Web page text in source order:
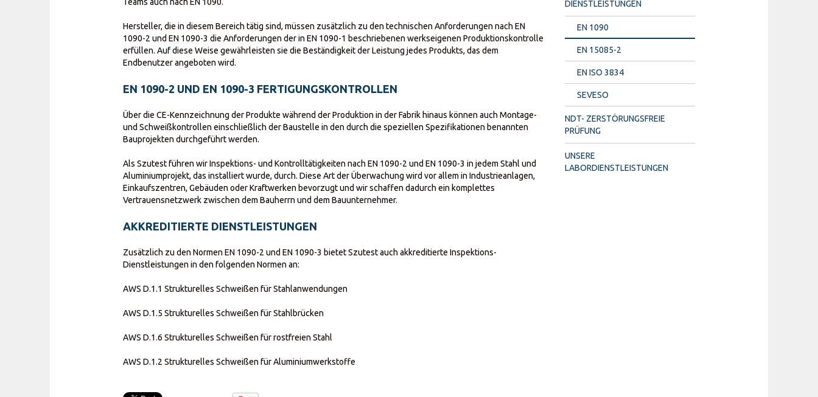
Hersteller, die in diesem Bereich tätig sind, müssen zusätzlich zu den technischen Anforderungen nach EN
1090-2 und EN 1090-3 die Anforderungen der in EN 1090-1 beschriebenen werkseigenen Produktionskontrolle
erfüllen. Auf diese Weise gewährleisten sie die Beständigkeit der Leistung jedes Produkts, das dem
Endbenutzer angeboten wird.
EN 1090-2 UND EN 1090-3 FERTIGUNGSKONTROLLEN
Über die CE-Kennzeichnung der Produkte während der Produktion in der Fabrik hinaus können auch Montage-
und Schweißkontrollen einschließlich der Baustelle in den durch die speziellen Spezifikationen benannten
Bauprojekten durchgeführt werden.
Als Szutest führen wir Inspektions- und Kontrolltätigkeiten nach EN 1090-2 und EN 1090-3 in jedem Stahl und
Aluminiumprojekt, das installiert wurde, durch. Diese Art der Überwachung wird vor allem in Industrieanlagen,
Einkaufszentren, Gebäuden oder Kraftwerken bevorzugt und wir schaffen dadurch ein komplettes
Vertrauensnetzwerk zwischen dem Bauherrn und dem Bauunternehmer.
AKKREDITIERTE DIENSTLEISTUNGEN
Zusätzlich zu den Normen EN 1090-2 und EN 1090-3 bietet Szutest auch akkreditierte Inspektions-
Dienstleistungen in den folgenden Normen an:
AWS D.1.1 Strukturelles Schweißen für Stahlanwendungen
AWS D.1.5 Strukturelles Schweißen für Stahlbrücken
AWS D.1.6 Strukturelles Schweißen für rostfreien Stahl
AWS D.1.2 Strukturelles Schweißen für Aluminiumwerkstoffe
DIENSTLEISTUNGEN
EN 1090
EN 15085-2
EN ISO 3834
SEVESO
NDT- ZERSTÖRUNGSFREIE
PRÜFUNG
UNSERE
LABORDIENSTLEISTUNGEN